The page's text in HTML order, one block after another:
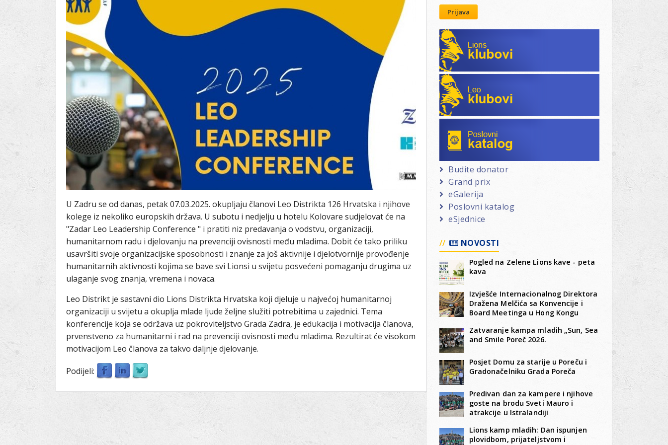
Lions International
Club finder
Podaci o LEO D-126 i kontakt
U Zadru se od danas, petak 07.03.2025. okupljaju članovi Leo Distrikta 126 Hrvatska i njihove
kolege iz nekoliko europskih država. U subotu i nedjelju u hotelu Kolovare sudjelovat će na
"Zadar Leo Leadership Conference " i pratiti niz predavanja o vodstvu, organizaciji,
humanitarnom radu i djelovanju na prevenciji ovisnosti među mladima. Dobit će tako priliku
usavršiti svoje organizacijske sposobnosti i znanje za još aktivnije i djelotvornije provođenje
humanitarnih aktivnosti kojima se bave svi Lionsi u svijetu posvećeni pomaganju drugima uz
ulaganje svog znanja, vremena i novaca.
Leo Distrikt je sastavni dio Lions Distrikta Hrvatska koji djeluje u najvećoj humanitarnoj
organizaciji u svijetu a okuplja mlade ljude željne služiti potrebitima u zajednici. Tema
konferencije koja se održava uz pokroviteljstvo Grada Zadra, je edukacija i motivacija članova,
prvenstveno za humanitarni i rad na prevenciji ovisnosti među mladima. Rezultirat će visokom
motivacijom Leo članova za takvo daljnje djelovanje.
Podijeli:
Prijava
Lions klubovi
Leo klubovi
Budite donator
Grand prix
eGalerija
Poslovni katalog
eSjednice
NOVOSTI
Pogled na Zelene Lions kave - peta
kava
Izvješće Internacionalnog Direktora
Dražena Melčića sa Konvencije i
Board Meetinga u Hong Kongu
Zatvaranje kampa mladih „Sun, Sea
and Smile Poreč 2026.
Posjet Domu za starije u Poreču i
Gradonačelniku Grada Poreča
Predivan dan za kampere i njihove
goste na brodu Sveti Mauro i
atrakcije u Istralandiji
Lions kamp mladih: Dan ispunjen
plovidbom, prijateljstvom i